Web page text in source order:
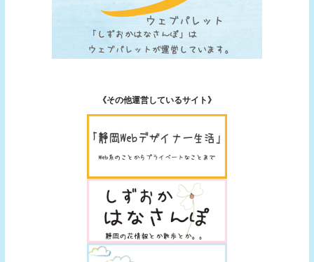
《その他運営しているサイト》